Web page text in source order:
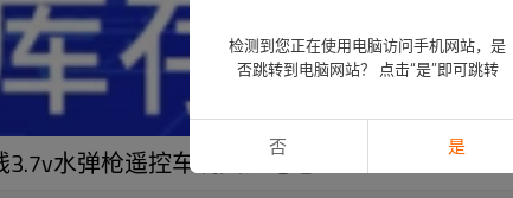
水弹枪遥控车玩具锂电池
检测到您正在使用电脑访问手机网站，是
否跳转到电脑网站？ 点击“是”即可跳转
否 是